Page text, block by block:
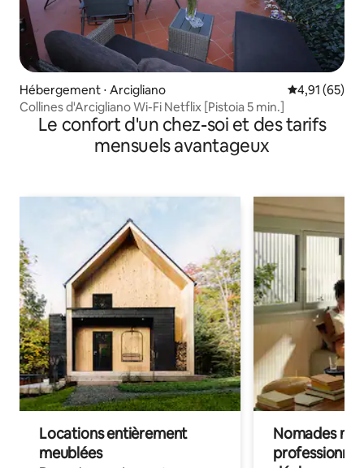
Hébergement ⋅ Arcigliano Évaluation
4,91 (65)
Collines d'Arcigliano Wi-Fi Netflix [Pistoia 5 min.]
Le confort d'un chez-soi et des tarifs
mensuels avantageux
Locations entièrement
meublées
Nomades